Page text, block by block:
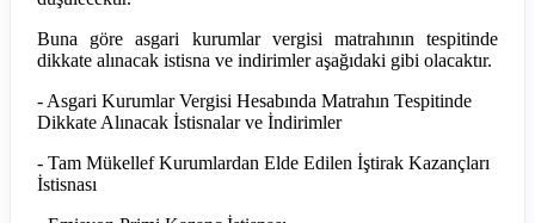
Buna göre asgari kurumlar vergisi matrahının tespitinde
dikkate alınacak istisna ve indirimler aşağıdaki gibi olacaktır.
- Asgari Kurumlar Vergisi Hesabında Matrahın Tespitinde
Dikkate Alınacak İstisnalar ve İndirimler
- Tam Mükellef Kurumlardan Elde Edilen İştirak Kazançları
İstisnası